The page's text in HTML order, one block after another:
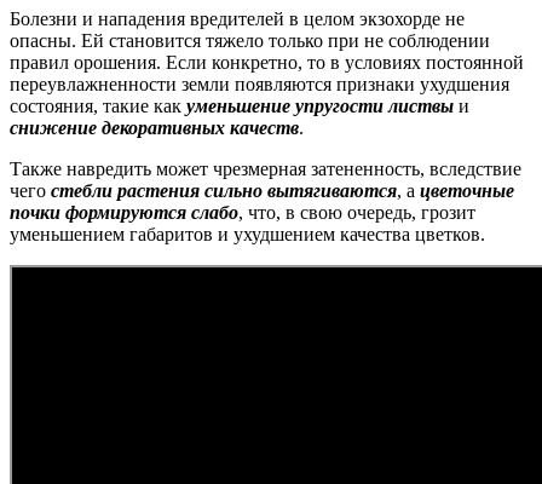
Болезни и нападения вредителей в целом экзохорде не
опасны. Ей становится тяжело только при не соблюдении
правил орошения. Если конкретно, то в условиях постоянной
переувлажненности земли появляются признаки ухудшения
состояния, такие как уменьшение упругости листвы и
снижение декоративных качеств.
Также навредить может чрезмерная затененность, вследствие
чего стебли растения сильно вытягиваются, а цветочные
почки формируются слабо, что, в свою очередь, грозит
уменьшением габаритов и ухудшением качества цветков.